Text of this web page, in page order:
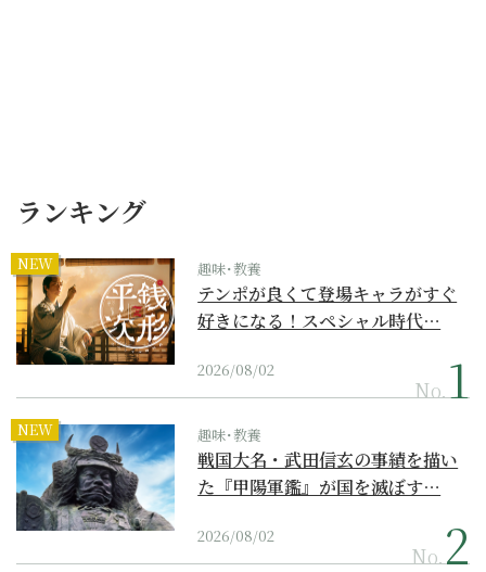
ランキング
NEW 趣味･教養
テンポが良くて登場キャラがすぐ
好きになる！スペシャル時代…
2026/08/02
No.
NEW 趣味･教養
戦国大名・武田信玄の事績を描い
た『甲陽軍鑑』が国を滅ぼす…
2026/08/02
No.